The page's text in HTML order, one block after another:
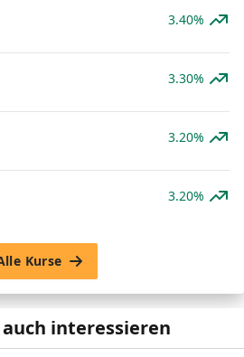
3.40%
3.30%
3.20%
3.20%
Kurse
interessieren